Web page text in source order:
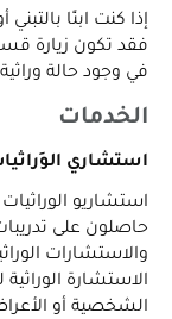
إذا كنت ابنًا
فقد تكون زيارة
في وجود حالة
الخدمات
استشاري
استشاريو
حاصلون على
والاستشارات
الاستشارة
الشخصية أو